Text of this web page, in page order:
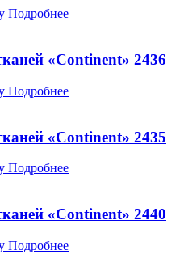
Подробнее
«Continent» 2436
Подробнее
«Continent» 2435
Подробнее
«Continent» 2440
Подробнее